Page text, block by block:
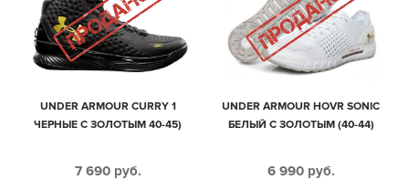
UNDER ARMOUR CURRY 1
ЧЕРНЫЕ С ЗОЛОТЫМ 40-45)
7 690 руб.
UNDER ARMOUR HOVR SONIC
БЕЛЫЙ С ЗОЛОТЫМ (40-44)
6 990 руб.